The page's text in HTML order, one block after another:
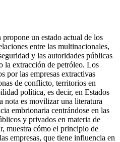
un estado actual de los
entre las multinacionales,
y las autoridades públicas
la extracción de petróleo. Los
por las empresas extractivas
de conflicto, territorios en
política, es decir, en Estados
nota es movilizar una literatura
embrionaria centrándose en las
y privados en materia de
muestra cómo el principio de
empresas, que tiene influencia en